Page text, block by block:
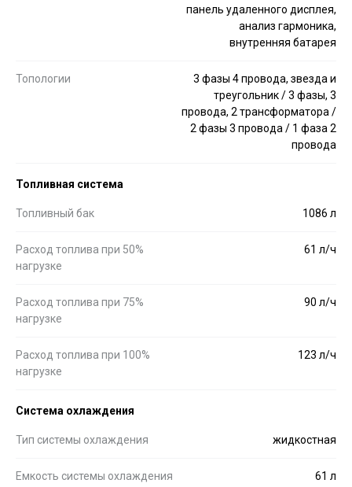
панель удаленного дисплея,
анализ гармоника,
внутренняя батарея
Топологии
3 фазы 4 провода, звезда и
треугольник / 3 фазы, 3
провода, 2 трансформатора /
2 фазы 3 провода / 1 фаза 2
провода
Топливная система
Топливный бак 1086 л
Расход топлива при 50%
нагрузке
61 л/ч
Расход топлива при 75%
нагрузке
90 л/ч
Расход топлива при 100%
нагрузке
123 л/ч
Система охлаждения
Тип системы охлаждения жидкостная
Емкость системы охлаждения 61 л